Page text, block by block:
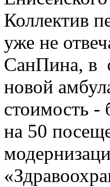
Коллектив
уже не
СанПина, в
новой
стоимость -
на 50